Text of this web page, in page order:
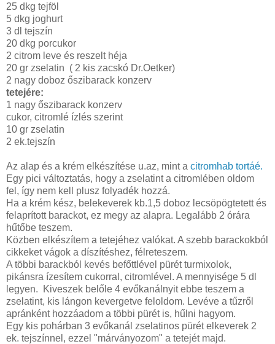
25 dkg tejföl
5 dkg joghurt
3 dl tejszín
20 dkg porcukor
2 citrom leve és reszelt héja
20 gr zselatin ( 2 kis zacskó Dr.Oetker)
2 nagy doboz őszibarack konzerv
tetejére:
1 nagy őszibarack konzerv
cukor, citromlé ízlés szerint
10 gr zselatin
2 ek.tejszín
Az alap és a krém elkészítése u.az, mint a citromhab tortáé.
Egy pici változtatás, hogy a zselatint a citromlében oldom
fel, így nem kell plusz folyadék hozzá.
Ha a krém kész, belekeverek kb.1,5 doboz lecsöpögtetett és
felaprított barackot, ez megy az alapra. Legalább 2 órára
hűtőbe teszem.
Közben elkészítem a tetejéhez valókat. A szebb barackokból
cikkeket vágok a díszítéshez, félreteszem.
A többi barackból kevés befőttlével pürét turmixolok,
pikánsra ízesítem cukorral, citromlével. A mennyisége 5 dl
legyen. Kiveszek belőle 4 evőkanálnyit ebbe teszem a
zselatint, kis lángon kevergetve feloldom. Levéve a tűzről
apránként hozzáadom a többi pürét is, hűlni hagyom.
Egy kis pohárban 3 evőkanál zselatinos pürét elkeverek 2
ek. tejszínnel, ezzel "márványozom" a tetejét majd.